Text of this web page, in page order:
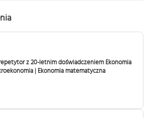
z 20-letnim doświadczeniem Ekonomia
| Ekonomia matematyczna